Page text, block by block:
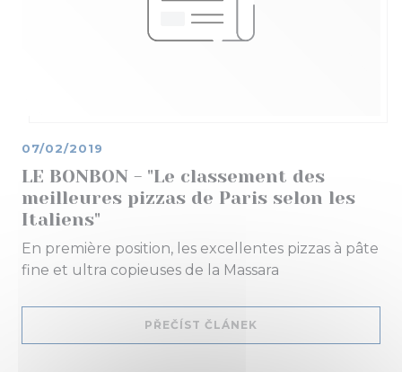
LE BONBON - "Le classement des
meilleures pizzas de Paris selon les
Italiens"
07/02/2019
En première position, les excellentes pizzas à pâte
fine et ultra copieuses de la Massara
PŘEČÍST ČLÁNEK